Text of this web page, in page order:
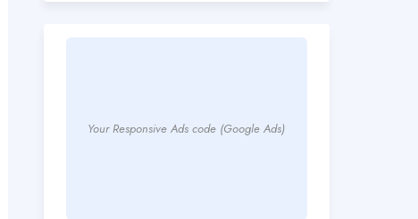
Your Responsive Ads code (Google Ads)